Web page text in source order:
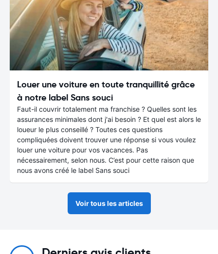
Louer une voiture en toute tranquillité grâce
à notre label Sans souci
Faut-il couvrir totalement ma franchise ? Quelles sont les
assurances minimales dont j'ai besoin ? Et quel est alors le
loueur le plus conseillé ? Toutes ces questions
compliquées doivent trouver une réponse si vous voulez
louer une voiture pour vos vacances. Pas
nécessairement, selon nous. C’est pour cette raison que
nous avons créé le label Sans souci
Voir tous les articles